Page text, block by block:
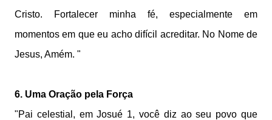
Cristo. Fortalecer minha fé, especialmente em
momentos em que eu acho difícil acreditar. No Nome de
Jesus, Amém. "
6. Uma Oração pela Força
"Pai celestial, em Josué 1, você diz ao seu povo que